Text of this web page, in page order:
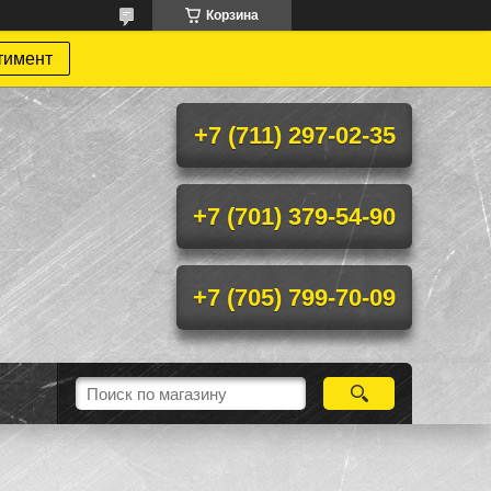
Корзина
+7 (711) 297-02-35
+7 (701) 379-54-90
+7 (705) 799-70-09